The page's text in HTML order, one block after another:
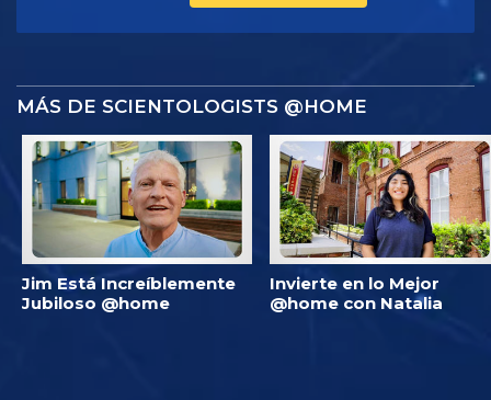
MÁS DE SCIENTOLOGISTS @HOME
Jim Está Increíblemente
Jubiloso @home
Invierte en lo Mejor
@home con Natalia